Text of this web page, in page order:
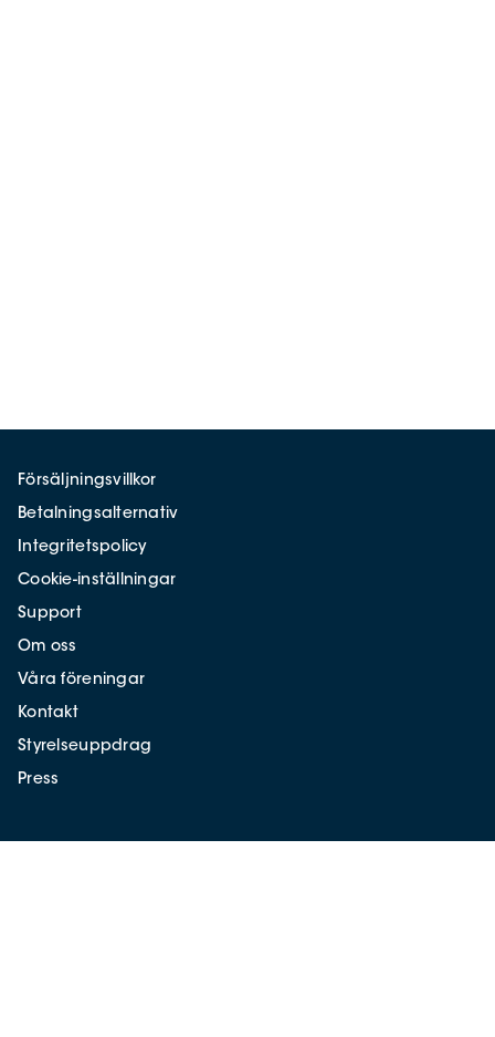
Försäljningsvillkor
Betalningsalternativ
Integritetspolicy
Cookie-inställningar
Support
Om oss
Våra föreningar
Kontakt
Styrelseuppdrag
Press